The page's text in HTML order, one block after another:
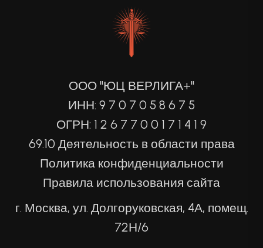
ООО "ЮЦ ВЕРЛИГА+"
ИНН: 9 7 0 7 0 5 8 6 7 5
ОГРН: 1 2 6 7 7 0 0 1 7 1 4 1 9
69.10 Деятельность в области права
Политика конфиденциальности
Правила использования сайта
г. Москва, ул. Долгоруковская, 4А, помещ.
72Н/6